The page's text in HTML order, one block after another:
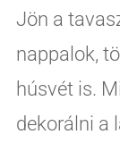
Jön a
nappalok,
húsvét is.
dekorálni a